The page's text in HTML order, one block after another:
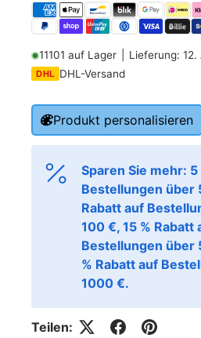
11101 auf Lager Lieferung: 12.
DHL DHL-Versand
Produkt personalisieren
Sparen Sie mehr: 5
Bestellungen über
Rabatt auf
100 €, 15 % Rabatt
Bestellungen über
% Rabatt auf
1000 €.
Teilen: